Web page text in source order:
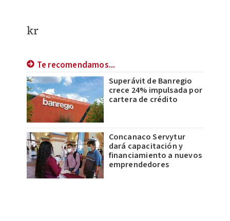
kr
Te recomendamos...
Superávit de Banregio
crece 24% impulsada por
cartera de crédito
Concanaco Servytur
dará capacitación y
financiamiento a nuevos
emprendedores